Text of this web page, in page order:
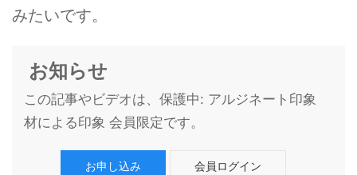
みたいです。
お知らせ
この記事やビデオは、保護中: アルジネート印象
材による印象 会員限定です。
お申し込み 会員ログイン